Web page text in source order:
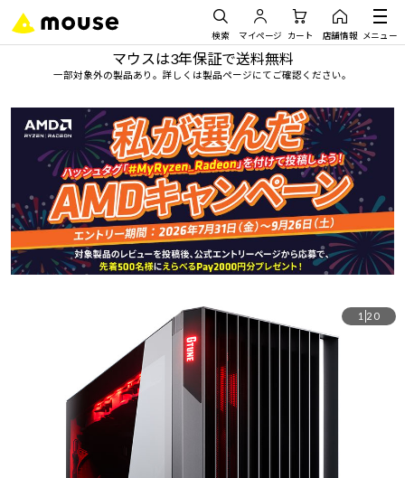
検索 マイページ カート 店舗情報 メニュー
マウスは3年保証で送料無料
一部対象外の製品あり。詳しくは製品ページにてご確認ください。
1 20